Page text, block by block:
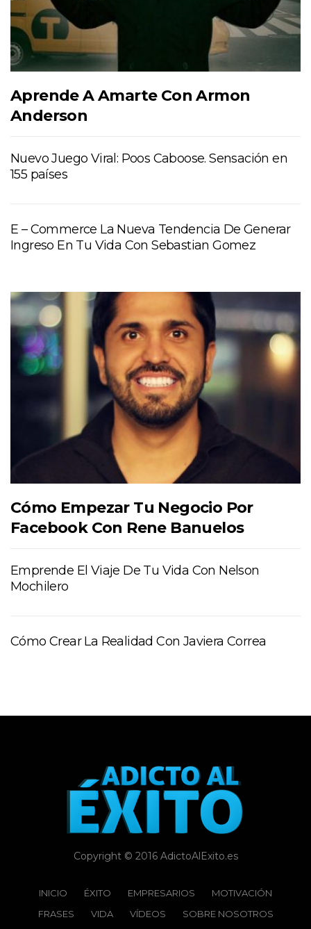
Aprende A Amarte Con Armon
Anderson
Nuevo Juego Viral: Poos Caboose. Sensación en
155 países
E – Commerce La Nueva Tendencia De Generar
Ingreso En Tu Vida Con Sebastian Gomez
Cómo Empezar Tu Negocio Por
Facebook Con Rene Banuelos
Emprende El Viaje De Tu Vida Con Nelson
Mochilero
Cómo Crear La Realidad Con Javiera Correa
Copyright © 2016 AdictoAlExito.es
INICIO ÉXITO‬ EMPRESARIOS
MOTIVACIÓN
FRASES
VIDA VÍDEOS SOBRE NOSOTROS